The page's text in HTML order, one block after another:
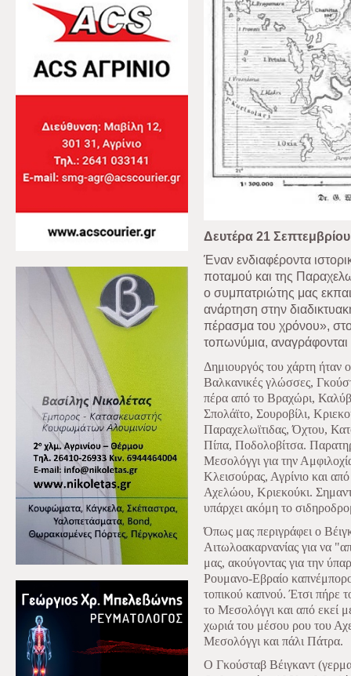
Δευτέρα 21
Έναν ενδιαφέροντα
ποταμού και της
ο συμπατριώτης μας
ανάρτηση στην
πέρασμα του χρόνου»,
τοπωνύμια, αναγράφονται
Δημιουργός του χάρτη ήταν
Βαλκανικές γλώσσες,
πέρα από το Βραχώρι,
Σπολάϊτο, Σουροβίλι,
Παραχελωϊτιδας, Όχτου,
Πίπα, Ποδολοβίτσα.
Μεσολόγγι για την
Κλεισούρας, Αγρίνιο και
Αχελώου, Κριεκούκι.
υπάρχει ακόμη το
Όπως μας περιγράφει ο
Αιτωλοακαρνανίας για να
μας, ακούγοντας για την
Ρουμανο-Εβραίο
τοπικού καπνού. Έτσι πήρε
το Μεσολόγγι και από εκεί
χωριά του μέσου ρου του
Μεσολόγγι και πάλι Πάτρα.
Ο Γκούσταβ Βέιγκαντ